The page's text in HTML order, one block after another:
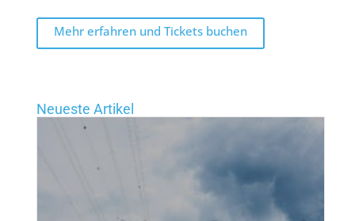
Mehr erfahren und Tickets buchen
Neueste Artikel